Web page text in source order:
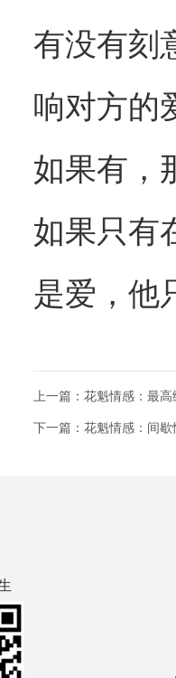
有没有刻
响对方的
如果有，
如果只有
是爱，他
上一篇：花魁情感：最
下一篇：花魁情感：间